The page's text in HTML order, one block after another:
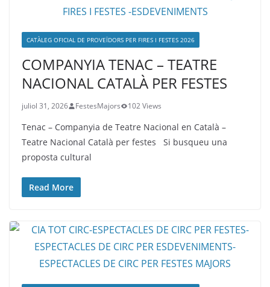
CATÀLEG OFICIAL DE PROVEÏDORS PER FIRES I FESTES 2026
COMPANYIA TENAC – TEATRE
NACIONAL CATALÀ PER FESTES
juliol 31, 2026 FestesMajors 102 Views
Tenac – Companyia de Teatre Nacional en Català –
Teatre Nacional Català per festes Si busqueu una
proposta cultural
Read More